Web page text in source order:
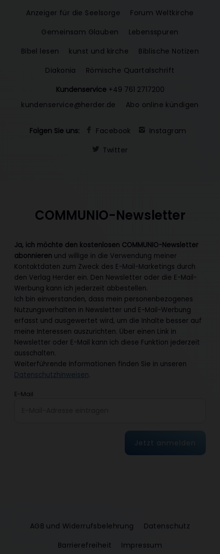
Anzeiger für die Seelsorge
Forum Weltkirche
Gemeinsam Glauben
Lebensspuren
Bibel lesen
kunst und kirche
Biblische Notizen
Diakonia
Römische Quartalschrift
Kundenservice +49 761 2717200
kundenservice@herder.de
Abo online kündigen
Folgen Sie uns: Facebook
Instagram
Twitter
COMMUNIO-Newsletter
Ja, ich möchte den kostenlosen COMMUNIO-Newsletter
abonnieren und willige in die Verwendung meiner
Kontaktdaten zum Zweck des E-Mail-Marketings durch
den Verlag Herder ein. Den Newsletter oder die E-Mail-
Werbung kann ich jederzeit abbestellen.
Ich bin einverstanden, dass mein personenbezogenes
Nutzungsverhalten in Newsletter und E-Mail-Werbung
erfasst und ausgewertet wird, um die Inhalte besser auf
meine Interessen auszurichten. Über einen Link in
Newsletter oder E-Mail kann ich diese Funktion jederzeit
ausschalten.
Weiterführende Informationen finden Sie in unseren
Datenschutzhinweisen.
E-Mail
Jetzt anmelden
AGB und Widerrufsbelehrung
Datenschutz
Barrierefreiheit
Impressum